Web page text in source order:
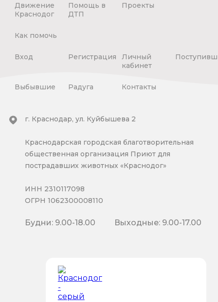
Движение
Краснодог
Помощь в
ДТП
Проекты
Как помочь
Вход Регистрация
Личный
кабинет
Выбывшие Радуга Контакты
г. Краснодар, ул. Куйбышева 2
Краснодарская городская благотворительная
общественная организация Приют для
пострадавших животных «Краснодог»
ИНН 2310117098
ОГРН 1062300008110
Будни: 9.00-18.00 Выходные: 9.00-17.00